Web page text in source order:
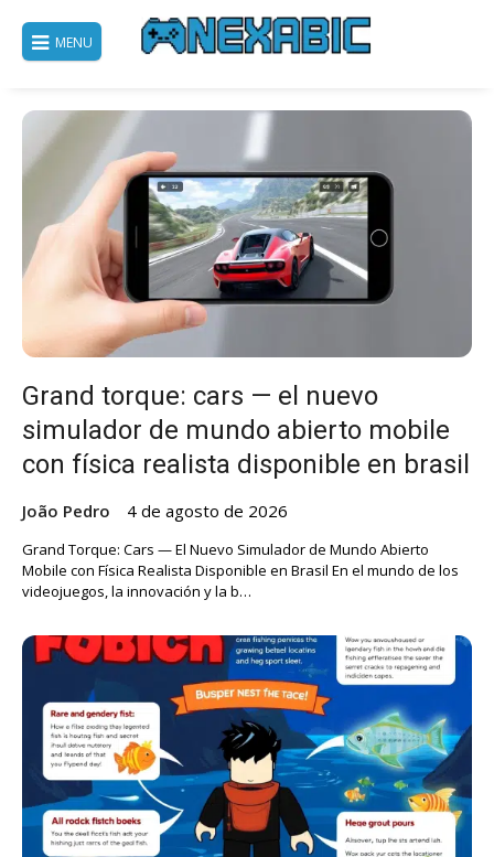
contenido
MENU
Grand torque: cars — el nuevo
simulador de mundo abierto mobile
con física realista disponible en brasil
João Pedro 4 de agosto de 2026
Grand Torque: Cars — El Nuevo Simulador de Mundo Abierto
Mobile con Física Realista Disponible en Brasil En el mundo de los
videojuegos, la innovación y la b…